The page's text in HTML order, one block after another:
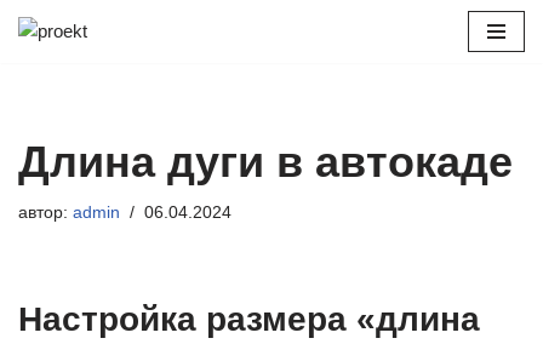
Длина дуги в автокаде
автор: admin 06.04.2024
Настройка размера «длина